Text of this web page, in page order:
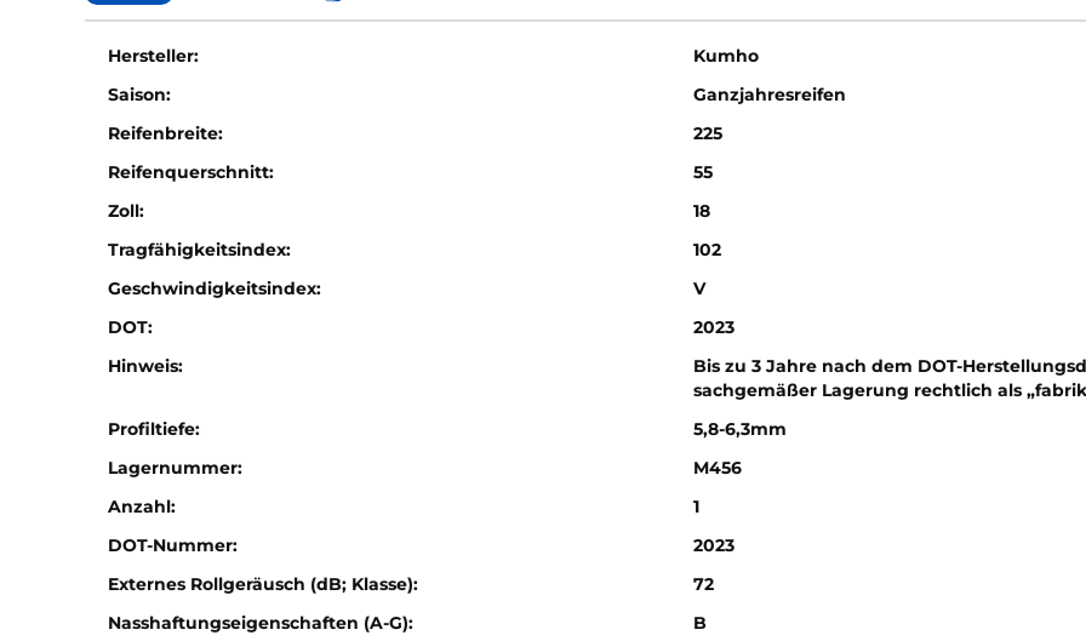
Hersteller:
Kumho
Saison:
Ganzjahresreifen
Reifenbreite:
225
Reifenquerschnitt:
55
Zoll:
18
Tragfähigkeitsindex:
102
Geschwindigkeitsindex:
V
DOT:
2023
Hinweis:
Bis zu 3 Jahre nach dem DOT-
sachgemäßer Lagerung rechtlich als
Profiltiefe:
5,8-6,3mm
Lagernummer:
M456
Anzahl:
1
DOT-Nummer:
2023
Externes Rollgeräusch (dB; Klasse):
72
Nasshaftungseigenschaften (A-G):
B